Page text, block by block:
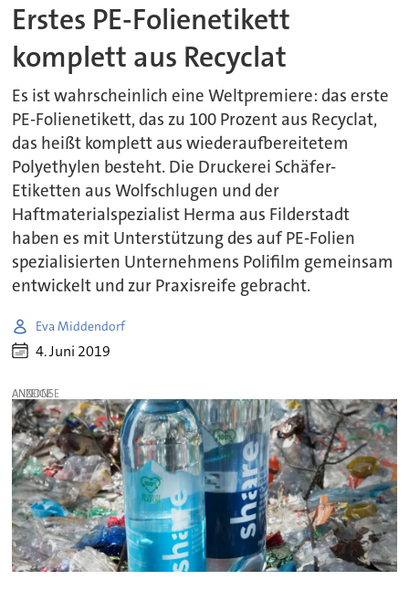
Erstes PE-Folienetikett
komplett aus Recyclat
Es ist wahrscheinlich eine Weltpremiere: das erste
PE-Folienetikett, das zu 100 Prozent aus Recyclat,
das heißt komplett aus wiederaufbereitetem
Polyethylen besteht. Die Druckerei Schäfer-
Etiketten aus Wolfschlugen und der
Haftmaterialspezialist Herma aus Filderstadt
haben es mit Unterstützung des auf PE-Folien
spezialisierten Unternehmens Polifilm gemeinsam
entwickelt und zur Praxisreife gebracht.
Eva Middendorf
4. Juni 2019
ANZEIGE